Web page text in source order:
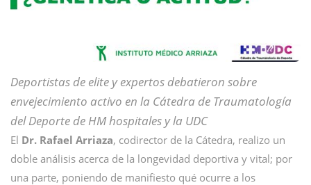
Deportistas de elite y expertos debatieron sobre
envejecimiento activo en la Cátedra de Traumatología
del Deporte de HM hospitales y la UDC
El Dr. Rafael Arriaza, codirector de la Cátedra, realizo un
doble análisis acerca de la longevidad deportiva y vital; por
una parte, poniendo de manifiesto qué ocurre a los